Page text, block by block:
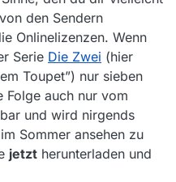
den Sendern
Onlinelizenzen. Wenn
Serie Die Zwei (hier
Toupet”) nur sieben
Folge auch nur vom
und wird nirgends
Sommer ansehen zu
jetzt herunterladen und